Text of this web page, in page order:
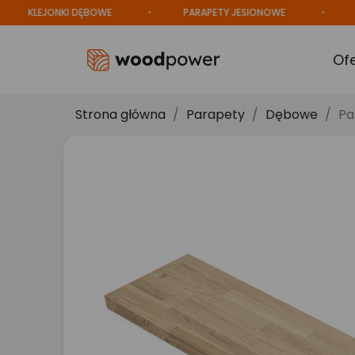
DĘBOWE PARAPETY JESIONOWE
Strona główna Parapety Dębowe